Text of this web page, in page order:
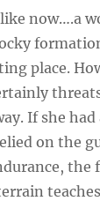
now….a
place.
If she
on the